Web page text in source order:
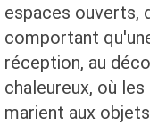
espaces ouverts,
comportant
réception, au
chaleureux, où
marient aux